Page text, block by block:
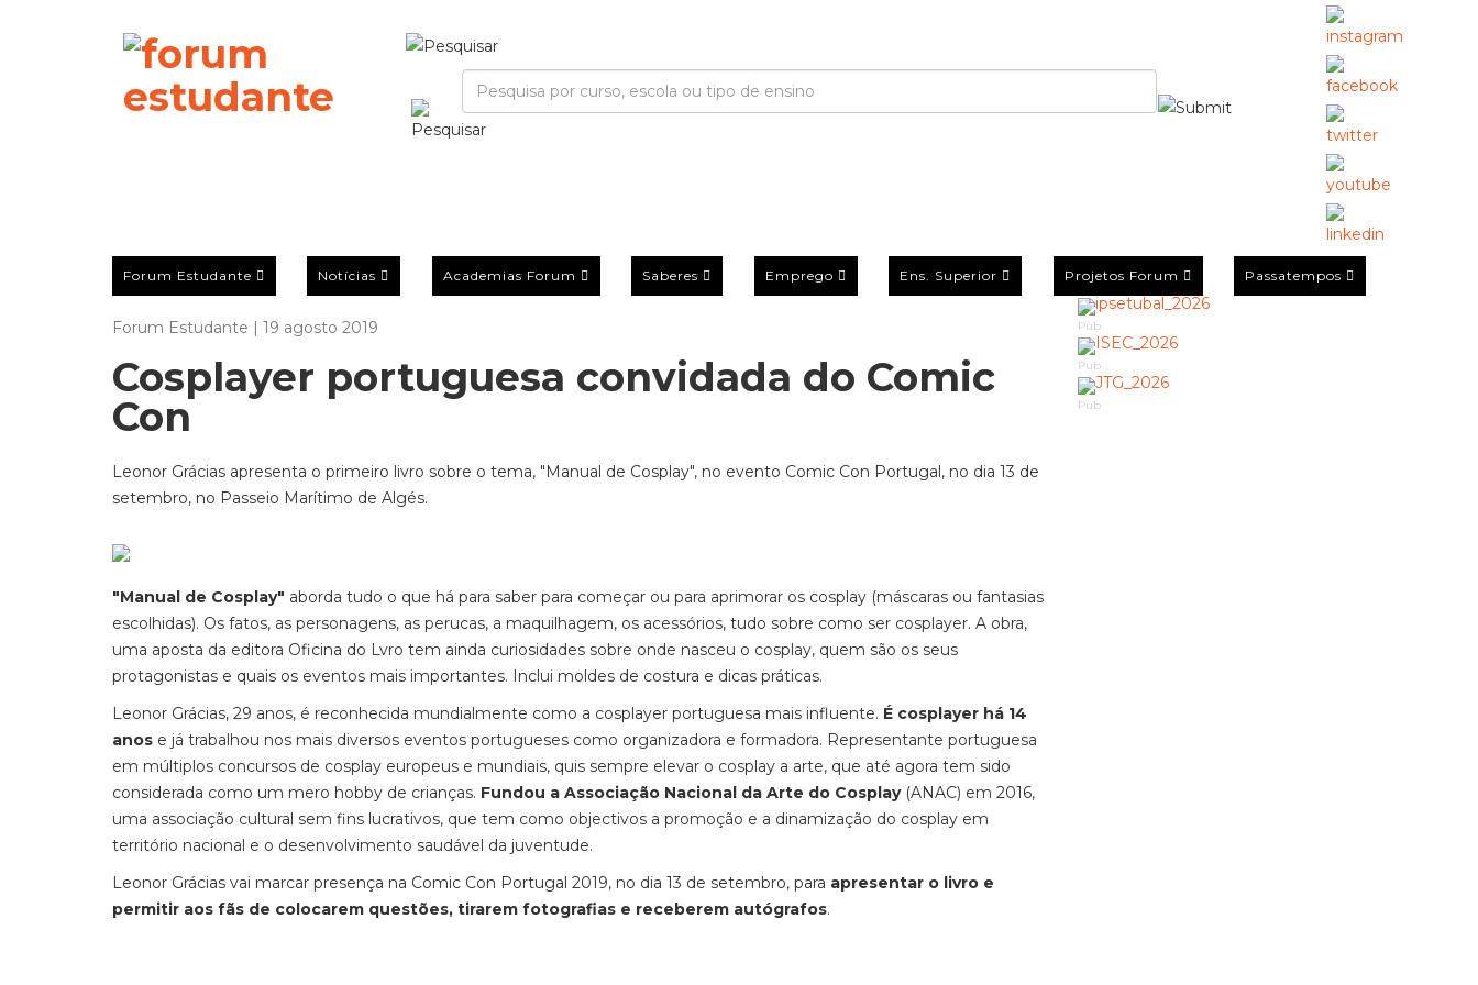
Forum Estudante Notícias Academias Forum Saberes Emprego Ens. Superior Projetos Forum Passatempos
Forum Estudante | 19 agosto 2019
Cosplayer portuguesa convidada do Comic
Con
Leonor Grácias apresenta o primeiro livro sobre o tema, "Manual de Cosplay", no evento Comic Con Portugal, no dia 13 de
setembro, no Passeio Marítimo de Algés.
"Manual de Cosplay" aborda tudo o que há para saber para começar ou para aprimorar os cosplay (máscaras ou fantasias
escolhidas). Os fatos, as personagens, as perucas, a maquilhagem, os acessórios, tudo sobre como ser cosplayer. A obra,
uma aposta da editora Oficina do Lvro tem ainda curiosidades sobre onde nasceu o cosplay, quem são os seus
protagonistas e quais os eventos mais importantes. Inclui moldes de costura e dicas práticas.
Leonor Grácias, 29 anos, é reconhecida mundialmente como a cosplayer portuguesa mais influente. É cosplayer há 14
anos e já trabalhou nos mais diversos eventos portugueses como organizadora e formadora. Representante portuguesa
em múltiplos concursos de cosplay europeus e mundiais, quis sempre elevar o cosplay a arte, que até agora tem sido
considerada como um mero hobby de crianças. Fundou a Associação Nacional da Arte do Cosplay(ANAC) em 2016,
uma associação cultural sem fins lucrativos, que tem como objectivos a promoção e a dinamização do cosplay em
território nacional e o desenvolvimento saudável da juventude.
Leonor Grácias vai marcar presença na Comic Con Portugal 2019, no dia 13 de setembro, para apresentar o livro e
permitir aos fãs de colocarem questões, tirarem fotografias e receberem autógrafos.
Pub
Pub
Pub